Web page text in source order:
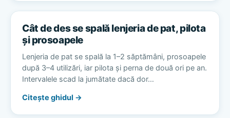
Cât de des se spală lenjeria de pat, pilota
și prosoapele
Lenjeria de pat se spală la 1–2 săptămâni, prosoapele
după 3–4 utilizări, iar pilota și perna de două ori pe an.
Intervalele scad la jumătate dacă dor…
Citește ghidul →